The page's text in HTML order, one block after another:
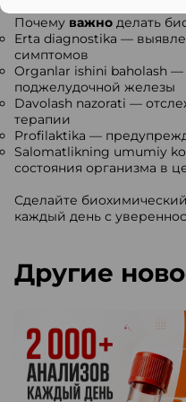
Почему важно делать
Erta diagnostika —
симптомов
Organlar ishini baholash —
поджелудочной железы
Davolash nazorati —
терапии
Profilaktika —
Salomatlikning umumiy
состояния организма в
Сделайте
каждый день с
Другие